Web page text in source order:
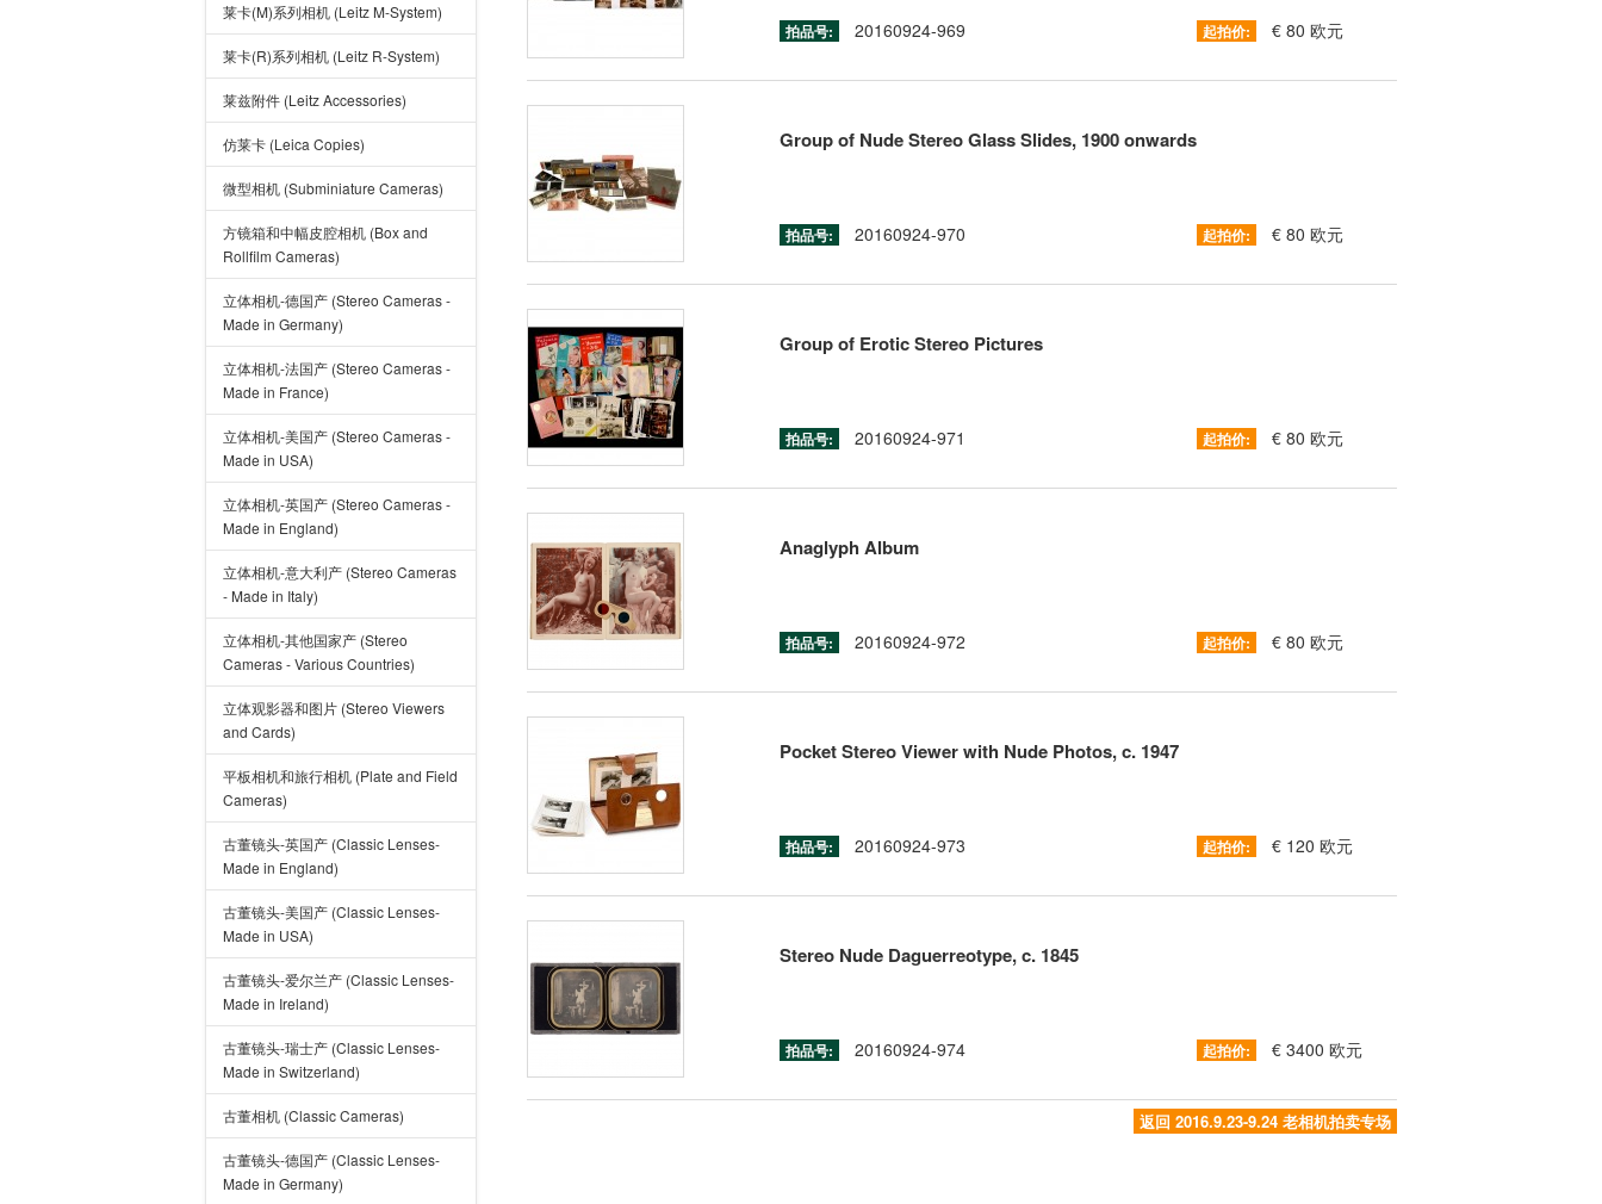
莱卡(M)系列相机 (Leitz M-System)
莱卡(R)系列相机 (Leitz R-System)
莱兹附件 (Leitz Accessories)
仿莱卡 (Leica Copies)
微型相机 (Subminiature Cameras)
方镜箱和中幅皮腔相机 (Box and
Rollfilm Cameras)
立体相机-德国产 (Stereo Cameras -
Made in Germany)
立体相机-法国产 (Stereo Cameras -
Made in France)
立体相机-美国产 (Stereo Cameras -
Made in USA)
立体相机-英国产 (Stereo Cameras -
Made in England)
立体相机-意大利产 (Stereo Cameras
- Made in Italy)
立体相机-其他国家产 (Stereo
Cameras - Various Countries)
立体观影器和图片 (Stereo Viewers
and Cards)
平板相机和旅行相机 (Plate and Field
Cameras)
古董镜头-英国产 (Classic Lenses-
Made in England)
古董镜头-美国产 (Classic Lenses-
Made in USA)
古董镜头-爱尔兰产 (Classic Lenses-
Made in Ireland)
古董镜头-瑞士产 (Classic Lenses-
Made in Switzerland)
古董相机 (Classic Cameras)
古董镜头-德国产 (Classic Lenses-
Made in Germany)
拍品号: 20160924-969 起拍价: € 80 欧元
Group of Nude Stereo Glass Slides, 1900 onwards
拍品号: 20160924-970 起拍价: € 80 欧元
Group of Erotic Stereo Pictures
拍品号: 20160924-971 起拍价: € 80 欧元
Anaglyph Album
拍品号: 20160924-972 起拍价: € 80 欧元
Pocket Stereo Viewer with Nude Photos, c. 1947
拍品号: 20160924-973 起拍价: € 120 欧元
Stereo Nude Daguerreotype, c. 1845
拍品号: 20160924-974 起拍价: € 3400 欧元
返回 2016.9.23-9.24 老相机拍卖专场